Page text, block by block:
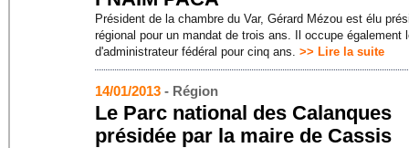
Président de la chambre du Var, Gérard Mézou est élu
régional pour un mandat de trois ans. Il occupe également
d'administrateur fédéral pour cinq ans. >> Lire la suite
14/01/2013 - Région
Le Parc national des Calanques
présidée par la maire de Cassis